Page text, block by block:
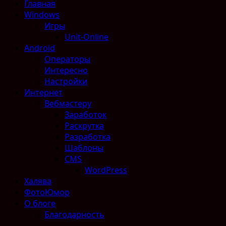
Главная
Windows
Игры
Unit-Online
Android
Операторы
Интересно
Настройки
Интернет
Вебмастеру
Заработок
Раскрутка
Разработка
Шаблоны
CMS
WordPress
Халява
ФотоЮмор
О блоге
Благодарность